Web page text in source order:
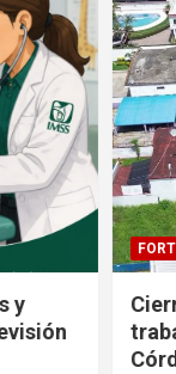
Cierran la
trabajos
Córdoba